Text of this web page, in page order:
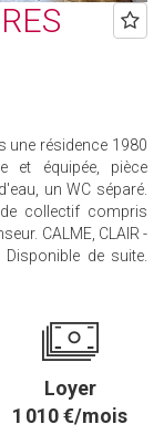
une résidence 1980
et équipée, pièce
un WC séparé.
collectif compris
CALME, CLAIR -
Disponible de suite.
Loyer
1 010 €/mois